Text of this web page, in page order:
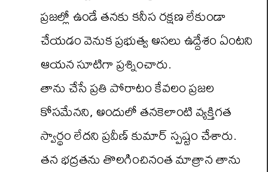
ప్రజల్లో ఉండే తనకు కనీస రక్షణ లేకుండా
చేయడం వెనుక ప్రభుత్వ అసలు ఉద్దేశం ఏంటని
ఆయన సూటిగా ప్రశ్నించారు.
తాను చేసే ప్రతి పోరాటం కేవలం ప్రజల
కోసమేనని, అందులో తనకెలాంటి వ్యక్తిగత
స్వార్థం లేదని ప్రవీణ్‌ కుమార్‌ స్పష్టం చేశారు.
తన భద్రతను తొలగించినంత మాత్రాన తాను